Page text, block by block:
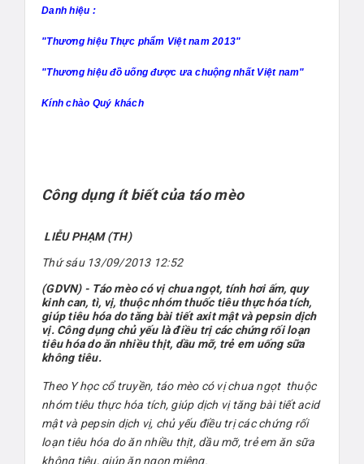
Danh hiệu :
"Thương hiệu Thực phẩm Việt nam 2013"
"Thương hiệu đồ uống được ưa chuộng nhất Việt nam"
Kính chào Quý khách
Công dụng ít biết của táo mèo
LIỄU PHẠM (TH)
Thứ sáu 13/09/2013 12:52
(GDVN) - Táo mèo có vị chua ngọt, tính hơi ấm, quy
kinh can, tì, vị, thuộc nhóm thuốc tiêu thực hóa tích,
giúp tiêu hóa do tăng bài tiết axit mật và pepsin dịch
vị. Công dụng chủ yếu là điều trị các chứng rối loạn
tiêu hóa do ăn nhiều thịt, dầu mỡ, trẻ em uống sữa
không tiêu.
Theo Y học cổ truyền, táo mèo có vị chua ngọt thuộc
nhóm tiêu thực hóa tích, giúp dịch vị tăng bài tiết acid
mật và pepsin dịch vị, chủ yếu điều trị các chứng rối
loạn tiêu hóa do ăn nhiều thịt, dầu mỡ, trẻ em ăn sữa
không tiêu, giúp ăn ngon miệng.